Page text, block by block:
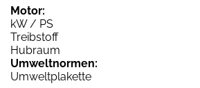
Motor:
kW / PS
Treibstoff
Hubraum
Umweltnormen:
Umweltplakette